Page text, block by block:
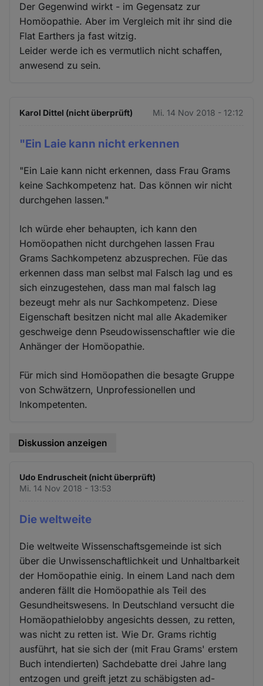
Der Gegenwind wirkt - im Gegensatz zur
Homöopathie. Aber im Vergleich mit ihr sind die
Flat Earthers ja fast witzig.
Leider werde ich es vermutlich nicht schaffen,
anwesend zu sein.
Karol Dittel (nicht überprüft) Mi. 14 Nov 2018 - 12:12
"Ein Laie kann nicht erkennen
"Ein Laie kann nicht erkennen, dass Frau Grams
keine Sachkompetenz hat. Das können wir nicht
durchgehen lassen."
Ich würde eher behaupten, ich kann den
Homöopathen nicht durchgehen lassen Frau
Grams Sachkompetenz abzusprechen. Füe das
erkennen dass man selbst mal Falsch lag und es
sich einzugestehen, dass man mal falsch lag
bezeugt mehr als nur Sachkompetenz. Diese
Eigenschaft besitzen nicht mal alle Akademiker
geschweige denn Pseudowissenschaftler wie die
Anhänger der Homöopathie.
Für mich sind Homöopathen die besagte Gruppe
von Schwätzern, Unprofessionellen und
Inkompetenten.
Diskussion anzeigen
Udo Endruscheit (nicht überprüft)
Mi. 14 Nov 2018 - 13:53
Die weltweite
Die weltweite Wissenschaftsgemeinde ist sich
über die Unwissenschaftlichkeit und Unhaltbarkeit
der Homöopathie einig. In einem Land nach dem
anderen fällt die Homöopathie als Teil des
Gesundheitswesens. In Deutschland versucht die
Homäopathielobby angesichts dessen, zu retten,
was nicht zu retten ist. Wie Dr. Grams richtig
ausführt, hat sie sich der (mit Frau Grams' erstem
Buch intendierten) Sachdebatte drei Jahre lang
entzogen und greift jetzt zu schäbigsten ad-